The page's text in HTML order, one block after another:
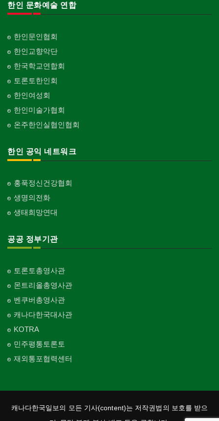
한인 문화예술 연합
한인문인협회
한인교향악단
한국학교연합회
토론토한인회
한인여성회
한인미술가협회
온주한인실협인협회
한인 공익 네트워크
홍푹정신건강협회
생명의전화
생태희망연대
공공 정부기관
토론토총영사관
몬트리올총영사관
벤쿠버총영사관
캐나다한국대사관
KOTRA
민주평통토론토
재외통포협력센터
캐나다한국일보의 모든 기사(content)는 저작권법의 보호를 받으